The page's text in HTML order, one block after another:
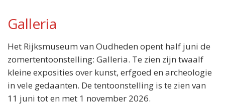
Locatie:
Rijksmuseum van Oudheden
Rapenburg 28
2311 TV Leiden
Wanneer:
Galleria
Het Rijksmuseum van Oudheden opent half juni de
zomertentoonstelling: Galleria. Te zien zijn twaalf
kleine exposities over kunst, erfgoed en archeologie
in vele gedaanten. De tentoonstelling is te zien van
11 juni tot en met 1 november 2026.